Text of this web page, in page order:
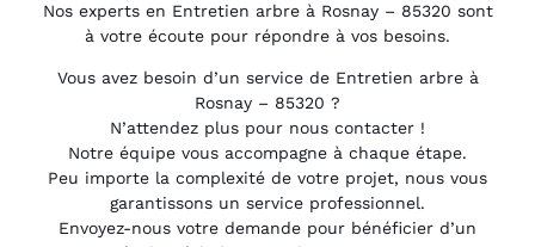
Nos experts en Entretien arbre à Rosnay – 85320 sont
à votre écoute pour répondre à vos besoins.
Vous avez besoin d’un service de Entretien arbre à
Rosnay – 85320 ?
N’attendez plus pour nous contacter !
Notre équipe vous accompagne à chaque étape.
Peu importe la complexité de votre projet, nous vous
garantissons un service professionnel.
Envoyez-nous votre demande pour bénéficier d’un